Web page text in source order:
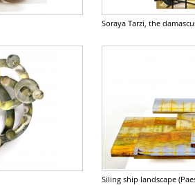
Soraya Tarzi, the
Siling ship landscape